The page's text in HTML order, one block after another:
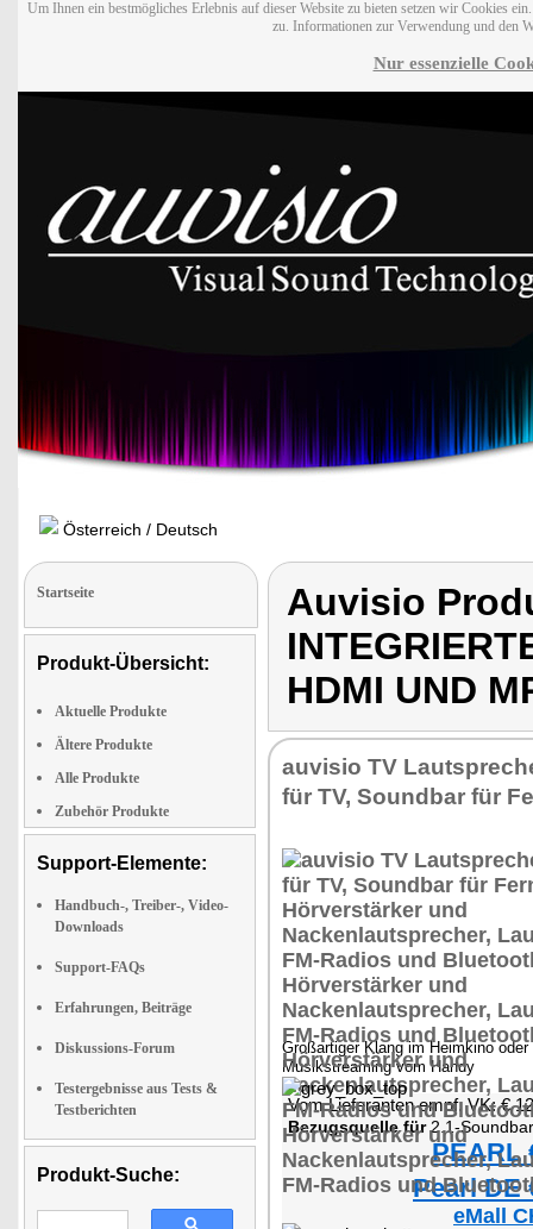
Um Ihnen ein bestmögliches Erlebnis auf dieser Website zu bieten setzen wir Cookies
zu. Informationen zur Verwendung und den
Nur essenzielle
Österreich / Deutsch
Startseite
Produkt-Übersicht:
Aktuelle Produkte
Ältere Produkte
Alle Produkte
Zubehör Produkte
Support-Elemente:
Handbuch-, Treiber-, Video-
Downloads
Support-FAQs
Erfahrungen, Beiträge
Diskussions-Forum
Testergebnisse aus Tests &
Testberichten
Produkt-Suche:
Auvisio
HDMI UND
auvisio TV
für TV, Soundbar für
Großartiger Klang im Heimkino oder
Musikstreaming vom Handy
Vom Lieferanten empf. VK: €
Bezugsquelle für2.1-Soundbar mit integriertem
PEARL
Pearl DE
eMall